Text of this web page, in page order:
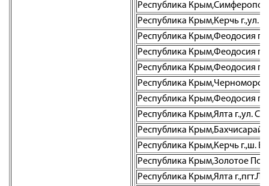
Республика
Республика Крым,Керчь г.,ул.
Республика Крым,Феодосия
Республика Крым,Феодосия
Республика Крым,Феодосия
Республика
Республика Крым,Феодосия
Республика Крым,Ялта г.,ул.
Республика Крым,Бахчисарай
Республика Крым,Керчь г.,ш.
Республика Крым,Золотое
Республика Крым,Ялта